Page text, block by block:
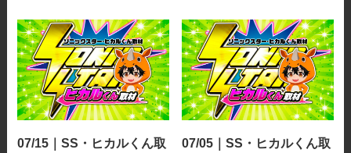
07/15｜SS・ヒカルくん取
07/05｜SS・ヒカルくん取